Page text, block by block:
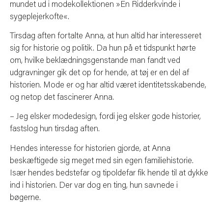
mundet ud i modekollektionen »En Ridderkvinde i
sygeplejerkofte«.
Tirsdag aften fortalte Anna, at hun altid har interesseret
sig for historie og politik. Da hun på et tidspunkt hørte
om, hvilke beklædningsgenstande man fandt ved
udgravninger gik det op for hende, at tøj er en del af
historien. Mode er og har altid været identitetsskabende,
og netop det fascinerer Anna.
– Jeg elsker modedesign, fordi jeg elsker gode historier,
fastslog hun tirsdag aften.
Hendes interesse for historien gjorde, at Anna
beskæftigede sig meget med sin egen familiehistorie.
Især hendes bedstefar og tipoldefar fik hende til at dykke
ind i historien. Der var dog en ting, hun savnede i
bøgerne.